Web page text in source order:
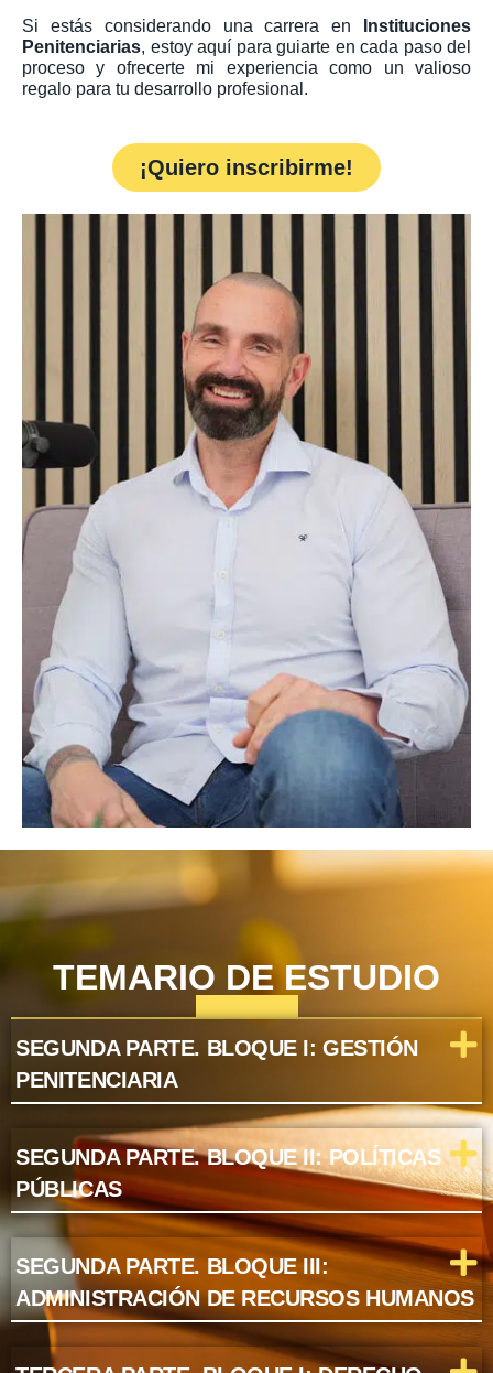
Si estás considerando una carrera en
Instituciones
Penitenciarias, estoy aquí para guiarte en cada paso del
proceso y ofrecerte mi experiencia como un valioso
regalo para tu desarrollo profesional.
¡Quiero inscribirme!
TEMARIO DE ESTUDIO
SEGUNDA PARTE. BLOQUE I: GESTIÓN
PENITENCIARIA
SEGUNDA PARTE. BLOQUE II: POLÍTICAS
PÚBLICAS
SEGUNDA PARTE. BLOQUE III:
ADMINISTRACIÓN DE RECURSOS HUMANOS